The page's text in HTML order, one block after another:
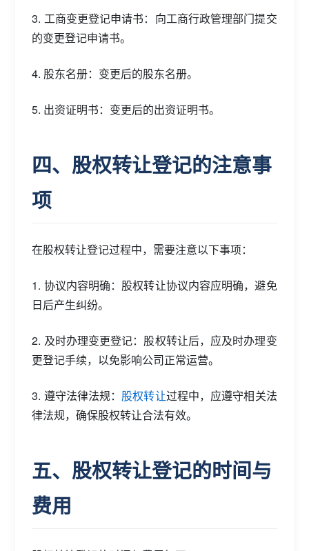
3. 工商变更登记申请书：向工商行政管理部门提交
的变更登记申请书。
4. 股东名册：变更后的股东名册。
5. 出资证明书：变更后的出资证明书。
四、股权转让登记的注意事
项
在股权转让登记过程中，需要注意以下事项：
1. 协议内容明确：股权转让协议内容应明确，避免
日后产生纠纷。
2. 及时办理变更登记：股权转让后，应及时办理变
更登记手续，以免影响公司正常运营。
3. 遵守法律法规： 股权转让过程中，应遵守相关法
律法规，确保股权转让合法有效。
五、股权转让登记的时间与
费用